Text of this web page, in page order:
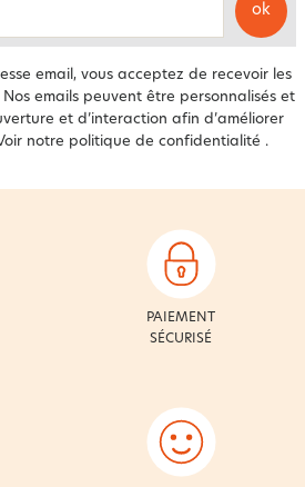
ok
email, vous acceptez de recevoir les
emails peuvent être personnalisés et
et d’interaction afin d’améliorer
notre politique de confidentialité .
PAIEMENT
SÉCURISÉ